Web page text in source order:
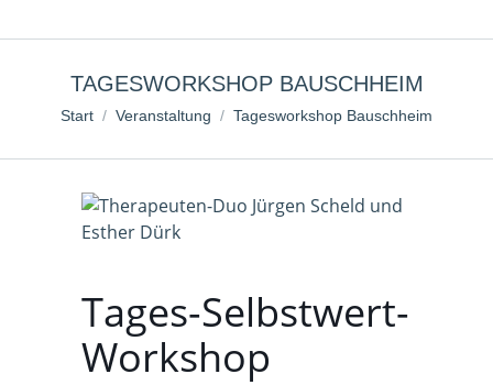
TAGESWORKSHOP BAUSCHHEIM
Sie befinden sich hier:
Start Veranstaltung Tagesworkshop Bauschheim
Tages-Selbstwert-
Workshop